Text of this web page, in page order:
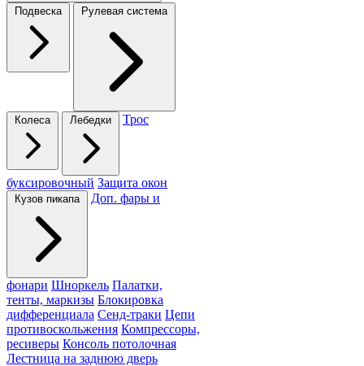
Подвеска Рулевая система
Колеса Лебедки Трос
буксировочный Защита окон
Кузов пикапа Доп. фары и
фонари Шноркель Палатки,
тенты, маркизы Блокировка
дифференциала Сенд-траки Цепи
противоскольжения Компрессоры,
ресиверы Консоль потолочная
Лестница на заднюю дверь